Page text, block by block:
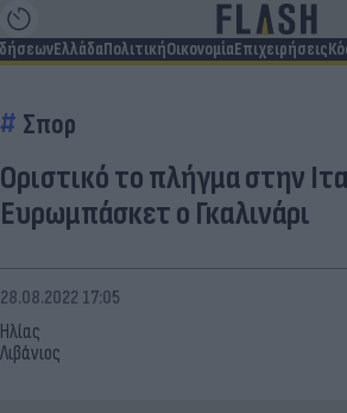
ΕλλάδαΠολιτικήΟικονομίαΕπιχειρήσεις
Σπορ
Οριστικό το πλήγμα στην
Ευρωμπάσκετ ο Γκαλινάρι
Ηλίας
Λιβάνιος
28.08.2022 17:05